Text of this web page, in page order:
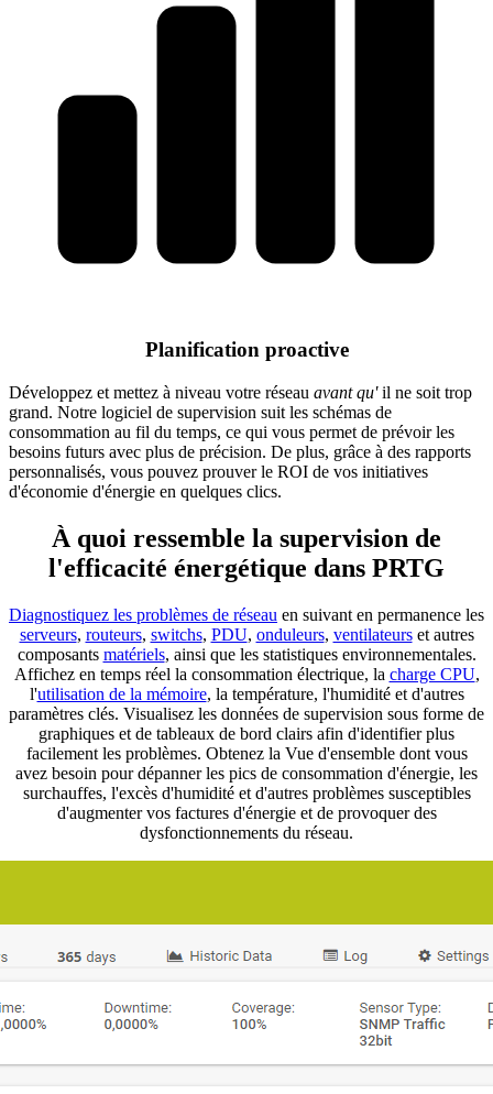
Planification proactive
Développez et mettez à niveau votre réseau avant qu'il ne soit trop
grand. Notre logiciel de supervision suit les schémas de
consommation au fil du temps, ce qui vous permet de prévoir les
besoins futurs avec plus de précision. De plus, grâce à des rapports
personnalisés, vous pouvez prouver le ROI de vos initiatives
d'économie d'énergie en quelques clics.
À quoi ressemble la supervision de
l'efficacité énergétique dans PRTG
Diagnostiquez les problèmes de réseau en suivant en permanence les
serveurs, routeurs, switchs, PDU, onduleurs, ventilateurset autres
composants matériels, ainsi que les statistiques environnementales.
Affichez en temps réel la consommation électrique, la charge CPU,
l'utilisation de la mémoire, la température, l'humidité et d'autres
paramètres clés. Visualisez les données de supervision sous forme de
graphiques et de tableaux de bord clairs afin d'identifier plus
facilement les problèmes. Obtenez la Vue d'ensemble dont vous
avez besoin pour dépanner les pics de consommation d'énergie, les
surchauffes, l'excès d'humidité et d'autres problèmes susceptibles
d'augmenter vos factures d'énergie et de provoquer des
dysfonctionnements du réseau.